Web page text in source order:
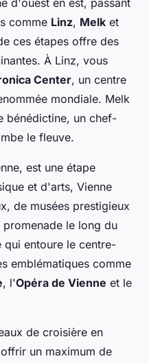
d'ouest en est, passant
comme Linz, Melk et
ces étapes offre des
À Linz, vous
Center, un centre
mondiale. Melk
bénédictine, un chef-
le fleuve.
est une étape
et d'arts, Vienne
de musées prestigieux
le long du
entoure le centre-
emblématiques comme
, l'Opéra de Vienne et le
de croisière en
un maximum de